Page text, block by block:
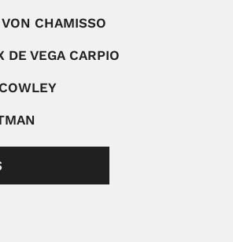
CHAMISSO
DE VEGA CARPIO